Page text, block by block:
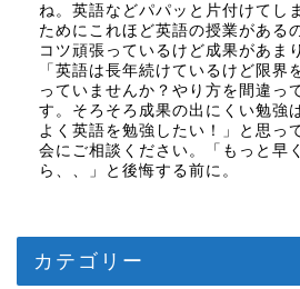
ね。英語などパパッと片付けてし
ためにこれほど英語の授業がある
コツ頑張っているけど成果があま
「英語は長年続けているけど限界
っていませんか？やり方を間違っ
す。そろそろ成果の出にくい勉強
よく英語を勉強したい！」と思っ
会にご相談ください。「もっと早
ら、、」と後悔する前に。
カテゴリー